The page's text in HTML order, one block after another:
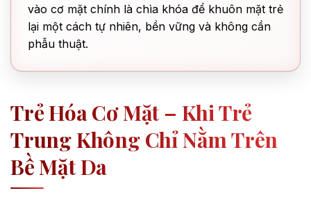
vào cơ mặt chính là chìa khóa để khuôn mặt trẻ
lại một cách tự nhiên, bền vững và không cần
phẫu thuật.
Trẻ Hóa Cơ Mặt – Khi Trẻ
Trung Không Chỉ Nằm Trên
Bề Mặt Da